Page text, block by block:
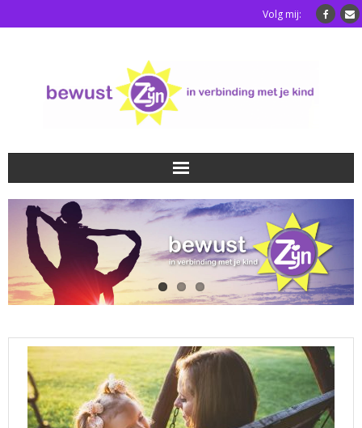
Volg mij:
Home
Luisterkindafstemming
Blog
Contact